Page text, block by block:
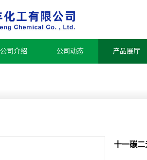
公司介绍 公司动态 产品展厅
十一碳二